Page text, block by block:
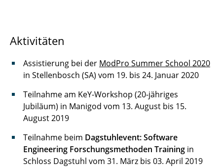
Aktivitäten
Assistierung bei der ModPro Summer School 2020
in Stellenbosch (SA) vom 19. bis 24. Januar 2020
Teilnahme am KeY-Workshop (20-jähriges
Jubiläum) in Manigod vom 13. August bis 15.
August 2019
Teilnahme beim Dagstuhlevent: Software
Engineering Forschungsmethoden Training in
Schloss Dagstuhl vom 31. März bis 03. April 2019